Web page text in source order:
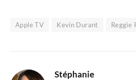
Apple TV Kevin Durant Reggie
Stéphanie